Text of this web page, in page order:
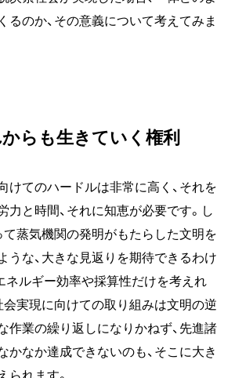
るのか、その意義について考えてみま
らも生きていく権利
けてのハードルは非常に高く、それを
力と時間、それに知恵が必要です。し
て蒸気機関の発明がもたらした文明を
うな、大きな見返りを期待できるわけ
ネルギー効率や採算性だけを考えれ
会実現に向けての取り組みは文明の逆
作業の繰り返しになりかねず、先進諸
かなか達成できないのも、そこに大き